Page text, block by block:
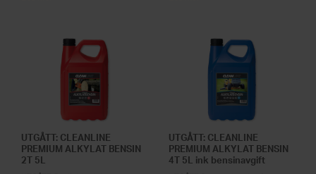
UTGÅTT: CLEANLINE
PREMIUM ALKYLAT BENSIN
2T 5L
UTGÅTT: CLEANLINE
PREMIUM ALKYLAT BENSIN
4T 5L ink bensinavgift